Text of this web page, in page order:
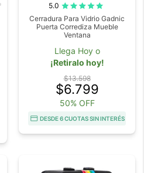
5.0
Cerradura Para Vidrio Gadnic
Puerta Corrediza Mueble
Ventana
Llega Hoy o
¡Retiralo hoy!
$13.598
$6.799
50% OFF
DESDE 6 CUOTAS SIN INTERÉS